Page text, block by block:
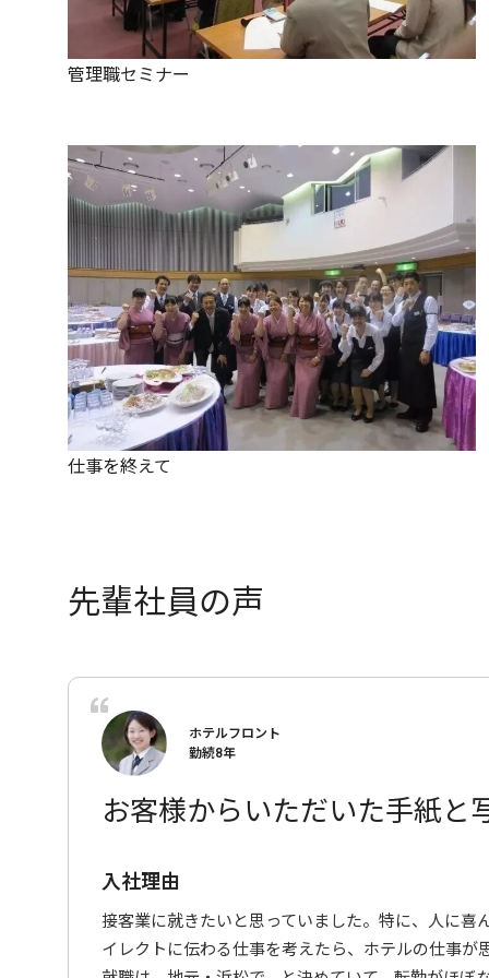
管理職セミナー
仕事を終えて
先輩社員の声
ホテルフロント
勤続8年
お客様からいただいた手紙と
入社理由
接客業に就きたいと思っていました。特に、人に喜
イレクトに伝わる仕事を考えたら、ホテルの仕事が